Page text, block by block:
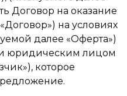
Договор на оказание
на условиях
далее «Оферта»)
юридическим лицом
которое